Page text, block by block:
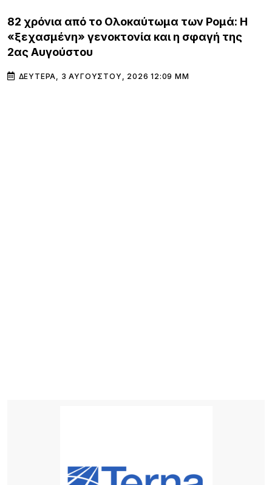
Η
τον πόλεμο των ΗΠΑ εναντίον του Ιράν.
ΤΡΊΤΗ, 28 ΙΟΥΛΊΟΥ, 2026 9:12 ΠΜ